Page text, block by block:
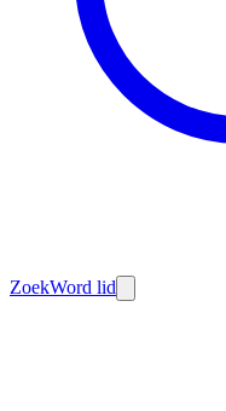
ZoekWord lid